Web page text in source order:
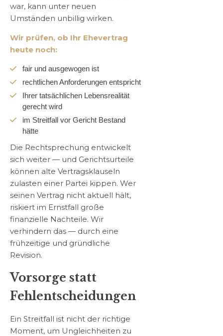
war, kann unter neuen
Umständen unbillig wirken.
Wir prüfen, ob Ihr Ehevertrag
heute noch:
fair und ausgewogen ist
rechtlichen Anforderungen entspricht
Ihrer tatsächlichen Lebensrealität
gerecht wird
im Streitfall vor Gericht Bestand
hätte
Die Rechtsprechung entwickelt
sich weiter — und Gerichtsurteile
können alte Vertragsklauseln
zulasten einer Partei kippen. Wer
seinen Vertrag nicht aktuell hält,
riskiert im Ernstfall große
finanzielle Nachteile. Wir
verhindern das — durch eine
frühzeitige und gründliche
Revision.
Vorsorge statt
Fehlentscheidungen
Ein Streitfall ist nicht der richtige
Moment, um Ungleichheiten zu